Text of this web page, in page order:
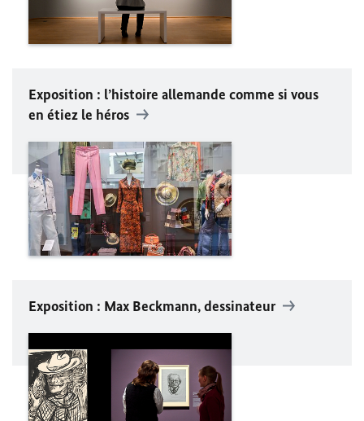
Exposition : l’histoire allemande comme si vous
en étiez le héros
Exposition : Max Beckmann, dessinateur